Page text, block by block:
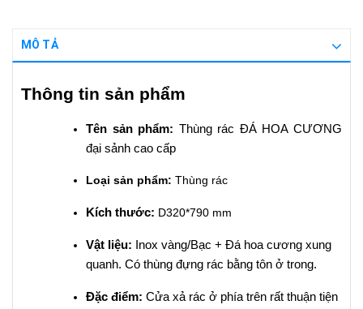
MÔ TẢ
Thông tin sản phẩm
Tên sản phẩm: Thùng rác ĐÁ HOA CƯƠNG
đại sảnh cao cấp
Loại sản phẩm: Thùng rác
Kích thước: D320*790 mm
Vật liệu:
Inox vàng/Bạc + Đá hoa cương xung
quanh. Có thùng đựng rác bằng tôn ở trong.
Đặc điểm: Cửa xả rác ở phía trên rất thuận tiện